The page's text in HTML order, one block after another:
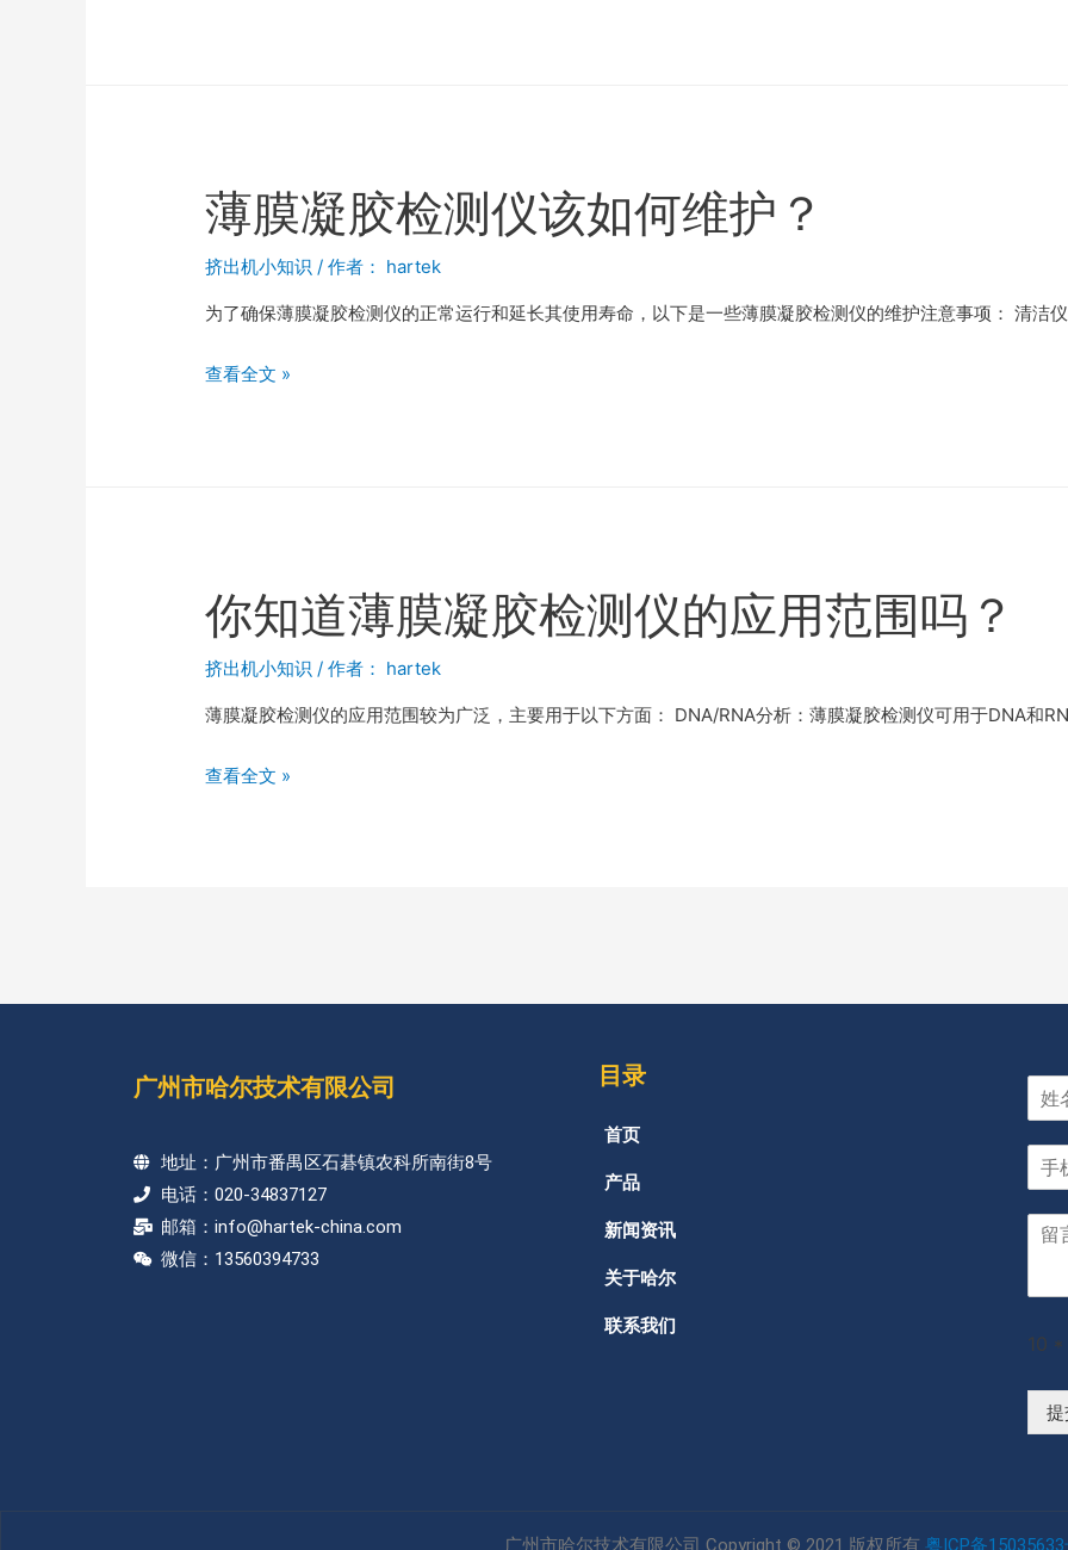
薄膜凝胶检测仪该如何维护？
挤出机小知识 / 作者： hartek
为了确保薄膜凝胶检测仪的正常运行和延长其使用寿命，以下是一些薄膜凝胶检测仪的维护注意事项： 清洁
查看全文 »
你知道薄膜凝胶检测仪的应用范围吗？
挤出机小知识 / 作者： hartek
薄膜凝胶检测仪的应用范围较为广泛，主要用于以下方面： DNA/RNA分析：薄膜凝胶检测仪可用于DNA和
查看全文 »
广州市哈尔技术有限公司
地址：广州市番禺区石碁镇农科所南街8号
电话：020-34837127
邮箱：info@hartek-china.com
微信：13560394733
目录
首页
产品
新闻资讯
关于哈尔
联系我们
10 *
广州市哈尔技术有限公司 Copyright © 2021 版权所有 粤ICP备